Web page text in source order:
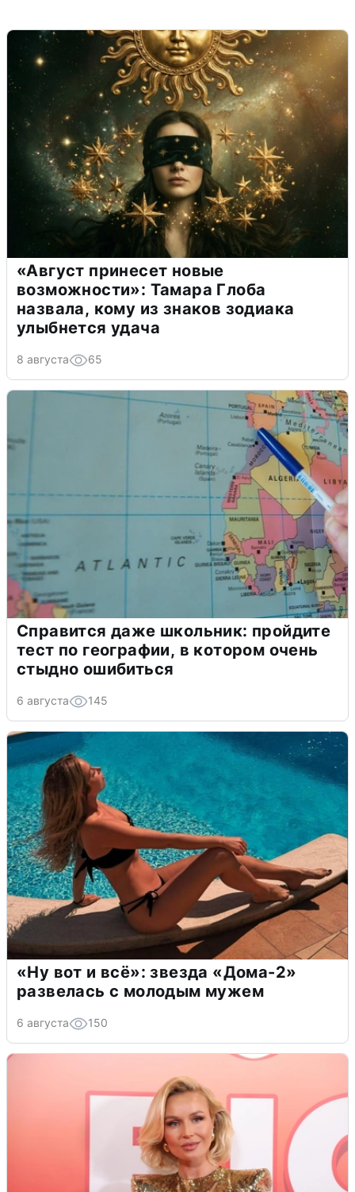
«Август принесет новые
возможности»: Тамара Глоба
назвала, кому из знаков зодиака
улыбнется удача
8 августа 65
Справится даже школьник: пройдите
тест по географии, в котором очень
стыдно ошибиться
6 августа 145
«Ну вот и всё»: звезда «Дома-2»
развелась с молодым мужем
6 августа 150